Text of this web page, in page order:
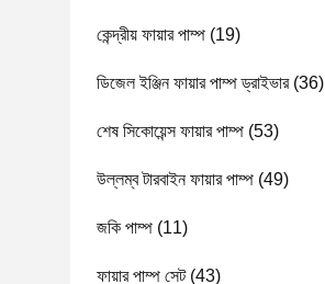
কেন্দ্রীয় ফায়ার পাম্প (19)
ডিজেল ইঞ্জিন ফায়ার পাম্প ড্রাইভার(36)
শেষ সিকোয়েন্স ফায়ার পাম্প (53)
উল্লম্ব টারবাইন ফায়ার পাম্প (49)
জকি পাম্প (11)
ফায়ার পাম্প সেট(43)